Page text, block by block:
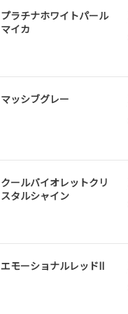
プラチナホワイトパール
マイカ
マッシブグレー
クールバイオレットクリ
スタルシャイン
エモーショナルレッドII